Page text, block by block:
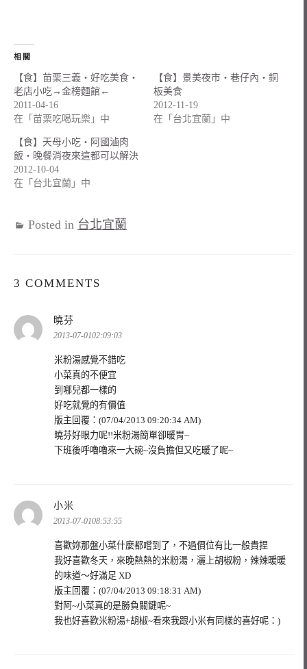
相關
【食】苗栗三義‧好吃美食‧
老店小吃→金榜麵館←
2011-04-16
在「苗栗吃喝玩樂」中
【食】景美夜市‧巷仔內‧銅
板美食
2012-11-19
在「台北宜蘭」中
【食】天母小吃‧阿國滷肉
飯‧晚餐消夜來這都可以解決
2012-10-04
在「台北宜蘭」中
Posted in 台北宜蘭
3 COMMENTS
曉芬
示:
2013-07-0102:09:03
米粉湯感覺不錯吃
小菜真的不便宜
到哪兒都一樣的
好吃就覺的有價值
版主回覆：(07/04/2013 09:20:34 AM)
曉芬好眼力呢!!米粉湯簡單卻暖胃~
下班後呼嚕嚕來一大碗~沒負擔但又吃暖了呢~
小米
示:
2013-07-0108:53:55
喜歡妳那盤小菜什麼都嚐到了，不過價位有比一般貴捏
我好喜歡冬天，來晚熱熱的米粉湯，灑上胡椒粉，辣辣暖暖
的味道～好滿足 XD
版主回覆：(07/04/2013 09:18:31 AM)
對阿~小菜真的是勝負關鍵呢~
我也好喜歡米粉湯+胡椒~看來我跟小米有同樣的喜好呢：)